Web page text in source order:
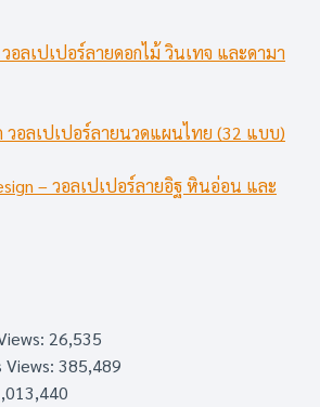
อลเปเปอร์ลายดอกไม้ วินเทจ และดามา
วอลเปเปอร์ลายนวดแผนไทย (32 แบบ)
– วอลเปเปอร์ลายอิฐ หินอ่อน และ
26,535
Views: 385,489